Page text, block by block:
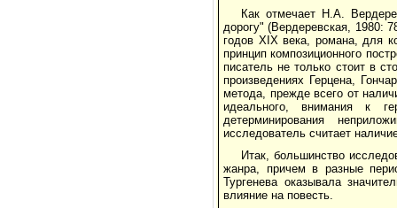
Как отмечает Н.А.
дорогу" (Вердеревская, 1980:
годов XIX века, романа, для
принцип композиционного
писатель не только стоит в
произведениях Герцена,
метода, прежде всего от
идеального, внимания к
детерминирования
исследователь считает
Итак, большинство
жанра, причем в разные
Тургенева оказывала
влияние на повесть.